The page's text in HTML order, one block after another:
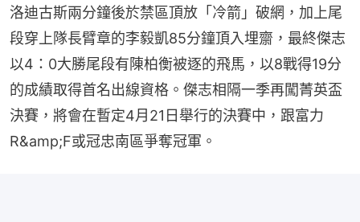
洛迪古斯兩分鐘後於禁區頂放「冷箭」破網，加上尾
段穿上隊長臂章的李毅凱85分鐘頂入埋齋，最終傑志
以4：0大勝尾段有陳柏衡被逐的飛馬，以8戰得19分
的成績取得首名出線資格。傑志相隔一季再闖菁英盃
決賽，將會在暫定4月21日舉行的決賽中，跟富力
R&amp;F或冠忠南區爭奪冠軍。